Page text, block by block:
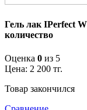
Гель лак IPerfect
количество
Оценка 0 из 5
Цена: 2 200 тг.
Товар закончился